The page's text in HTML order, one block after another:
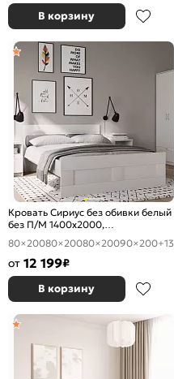
В корзину
Кровать Сириус без обивки белый
без П/М 1400x2000,
ортопедическое основание,
изголовье жесткое
80×20080×20080×20090×200+13
от 12 199₽
В корзину